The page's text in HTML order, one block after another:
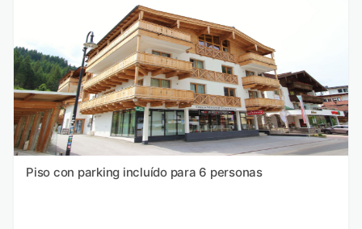
Piso con parking incluído para 6 personas